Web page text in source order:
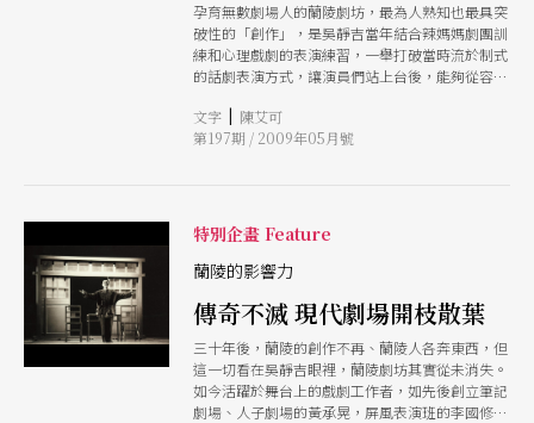
孕育無數劇場人的蘭陵劇坊，最為人熟知也最具突
破性的「創作」，是吳靜吉當年結合辣媽媽劇團訓
練和心理戲劇的表演練習，一舉打破當時流於制式
的話劇表演方式，讓演員們站上台後，能夠從容自
突破的不僅只是表演的窠臼，當時劇團兩位固定發
表創作的編導全才金士傑和卓明，在「什麼都能嘗
文字 | 陳艾可
第197期 / 2009年05月號
特別企畫 Feature
蘭陵的影響力
傳奇不滅 現代劇場開枝散葉
三十年後，蘭陵的創作不再、蘭陵人各奔東西，但
這一切看在吳靜吉眼裡，蘭陵劇坊其實從未消失。
如今活躍於舞台上的戲劇工作者，如先後創立筆記
劇場、人子劇場的黃承晃，屏風表演班的李國修、